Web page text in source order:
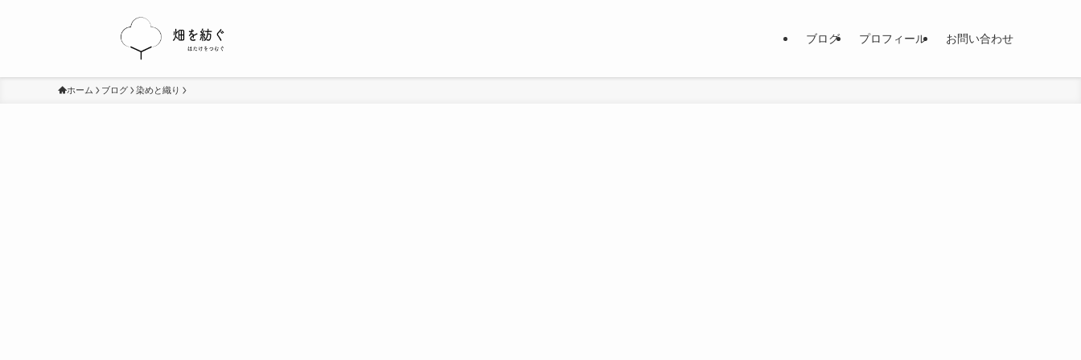
ブログ プロフィール お問い合わせ
ホーム ブログ 染めと織り